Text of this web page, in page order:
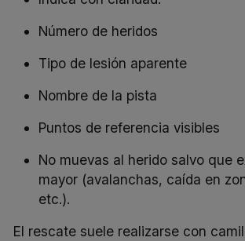
Número de heridos
Tipo de lesión aparente
Nombre de la pista
Puntos de referencia visibles
No muevas al herido salvo que
mayor (avalanchas, caída en
etc.).
El rescate suele realizarse con